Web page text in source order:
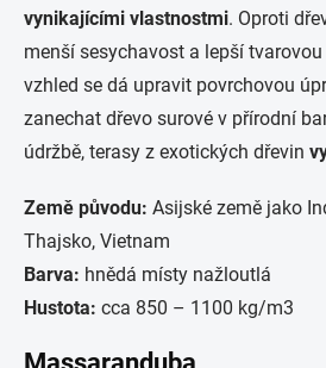
vynikajícími vlastnostmi. Oproti
menší sesychavost a lepší
vzhled se dá upravit povrchovou
zanechat dřevo surové v přírodní
údržbě, terasy z exotických dřevin
Země původu: Asijské země jako
Thajsko, Vietnam
Barva: hnědá místy nažloutlá
Hustota: cca 850 – 1100 kg/m3